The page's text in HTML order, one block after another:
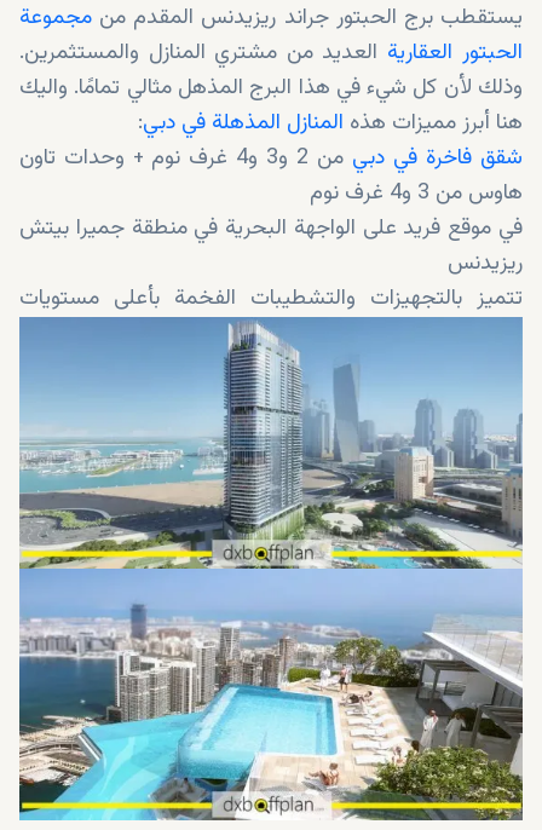
يستقطب برج الحبتور جراند ريزيدنس المقدم من مجموعة
الحبتور العقارية العديد من مشتري المنازل والمستثمرين.
وذلك لأن كل شيء في هذا البرج المذهل مثالي تمامًا. واليك
هنا أبرز مميزات هذه المنازل المذهلة في دبي:
شقق فاخرة في دبي
من 2 و3 و4 غرف نوم + وحدات تاون
هاوس من 3 و4 غرف نوم
في موقع فريد على الواجهة البحرية في منطقة جميرا بيتش
ريزيدنس
تتميز بالتجهيزات والتشطيبات الفخمة بأعلى مستويات
متصلة بوسط مدينة دبي والأماكن الرئيسية الأخرى في دبي
مجهزة بوسائل الراحة الراقية للمعيشة الفاخرة
بخطة تقسيط مرنة وجذابة